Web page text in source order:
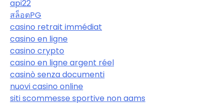
api22
สล็อตPG
casino retrait immédiat
casino en ligne
casino crypto
casino en ligne argent réel
casinò senza documenti
nuovi casino online
siti scommesse sportive non aams